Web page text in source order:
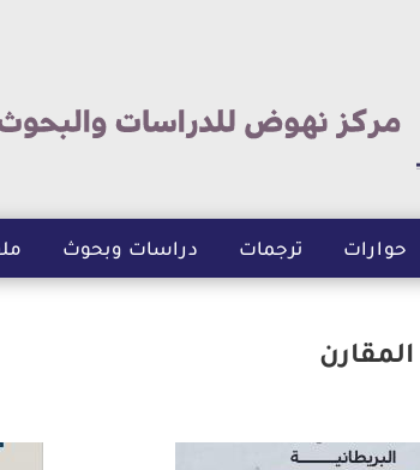
حوارات ترجمات دراسات وبحوث